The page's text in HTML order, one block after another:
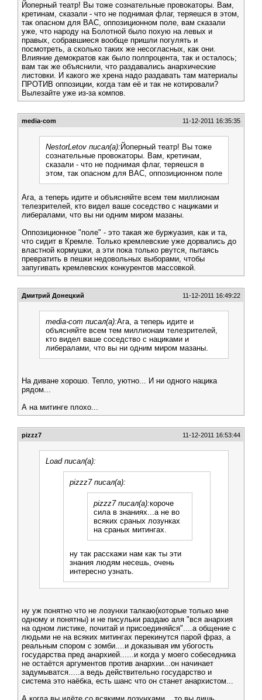
Йоперный театр! Вы тоже сознательные провокаторы. Вам,
кретинам, сказали - что не поднимая флаг, теряешся в этом,
так опасном для ВАС, оппозиционном поле, вам сказали
уже, что народу на Болотной было похую на левых и
правых, собравшиеся вообще пришли погулять и
посмотреть, а сколько таких же несогласных, как они.
Влияние демократов как было полпроцента, так и осталось;
вам так же объяснили, что раздавались анархические
листовки. И какого же хрена надо раздавать там материалы
ПРОТИВ оппозиции, когда там её и так не котировали?
Вылезайте уже из-за компов.
media-com 11-12-2011 16:35:35
NestorLetov писал(а): Йоперный театр! Вы тоже
сознательные провокаторы. Вам, кретинам,
сказали - что не поднимая флаг, теряешся в
этом, так опасном для ВАС, оппозиционном поле
Ага, а теперь идите и объясняйте всем тем миллионам
телезрителей, кто видел ваше соседство с нациками и
либералами, что вы ни одним миром мазаны.
Оппозиционное "поле" - это такая же буржуазия, как и та,
что сидит в Кремле. Только кремлевские уже дорвались до
властной кормушки, а эти пока только рвутся, пытаясь
превратить в пешки недовольных выборами, чтобы
запугивать кремлевских конкурентов массовкой.
Дмитрий Донецкий 11-12-2011 16:49:22
media-com писал(а):Ага, а теперь идите и
объясняйте всем тем миллионам телезрителей,
кто видел ваше соседство с нациками и
либералами, что вы ни одним миром мазаны.
На диване хорошо. Тепло, уютно... И ни одного нацика
рядом...
А на митинге плохо...
pizzz7 11-12-2011 16:53:44
Load писал(а):
pizzz7 писал(а):
pizzz7 писал(а):короче
сила в знаниях...а не во
всяких сраных лозунках
на сраных митингах.
ну так расскажи нам как ты эти
знания людям несешь, очень
интересно узнать.
ну уж понятно что не лозунхи талкаю(которые только мне
одному и понятны) и не писульки раздаю аля "вся анархия
на одном листике, почитай и присоединяйся"....а общение с
людьми не на всяких митингах перекинутся парой фраз, а
реальным спором с зомби....и доказывая им убогость
государства пред анархией......и когда у моего собеседника
не остаётся аргументов против анархии...он начинает
задумыватся.....а ведь действительно государство и
система это наёбка, есть шанс что он станет анархистом...